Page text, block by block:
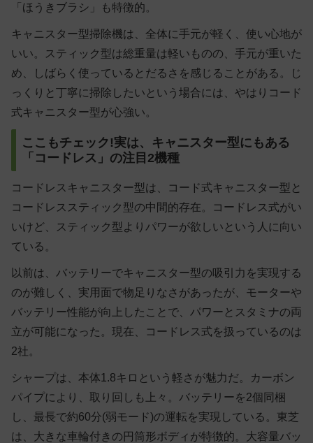
「ほうきブラシ」も特徴的。
キャニスター型掃除機は、全体に手元が軽く、使い心地が
いい。スティック型は総重量は軽いものの、手元が重いた
め、しばらく使っているとだるさを感じることがある。じ
っくりと丁寧に掃除したいという場合には、やはりコード
式キャニスター型が心強い。
ここもチェック!実は、キャニスター型にもある
「コードレス」の注目2機種
コードレスキャニスター型は、コード式キャニスター型と
コードレススティック型の中間的存在。コードレス式がい
いけど、スティック型よりパワーが欲しいという人に向い
ている。
以前は、バッテリーでキャニスター型の吸引力を実現する
のが難しく、実用面で物足りなさがあったが、モーターや
バッテリー性能が向上したことで、パワーとスタミナの両
立が可能になった。現在、コードレス式を扱っているのは
2社。
シャープは、本体1.8キロという軽さが魅力だ。カーボン
パイプにより、取り回しも上々。バッテリーを2個同梱
し、最長で約60分(弱モード)の運転を実現している。東芝
は、大きな車輪付きの円筒形ボディが特徴的。大容量バッ